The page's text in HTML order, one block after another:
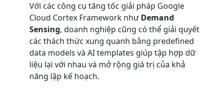
Với các công cụ tăng tốc giải pháp Google
Cloud Cortex Framework nhưDemand
Sensing, doanh nghiệp cũng có thể giải quyết
các thách thức xung quanh bằng predefined
data models và AI templates giúp tập hợp dữ
liệu lại với nhau và mở rộng giá trị của khả
năng lập kế hoạch.